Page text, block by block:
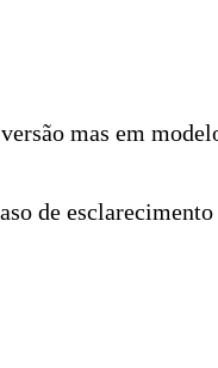
mas em
de